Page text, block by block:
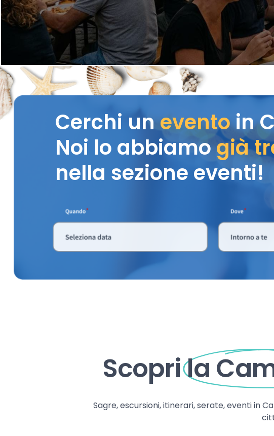
Cerchi uneventoin
Noi lo abbiamogià
nella sezione eventi!
Scoprila
Sagre, escursioni, itinerari, serate, eventi in